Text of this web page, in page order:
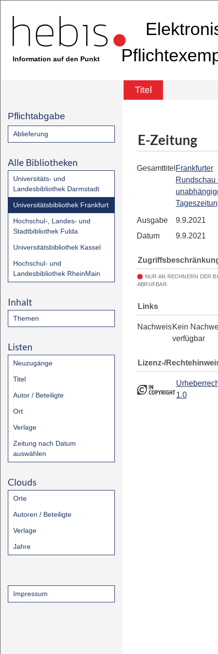
Information auf den Punkt
Titel
Pflichtabgabe
Ablieferung
Alle Bibliotheken
Universitäts- und
Landesbibliothek Darmstadt
Universitätsbibliothek Frankfurt
Hochschul-, Landes- und
Stadtbibliothek Fulda
Universitätsbibliothek Kassel
Hochschul- und
Landesbibliothek RheinMain
Inhalt
Themen
Listen
Neuzugänge
Titel
Autor / Beteiligte
Ort
Verlage
Zeitung nach Datum
auswählen
Clouds
Orte
Autoren / Beteiligte
Verlage
Jahre
Impressum
E-Zeitung
Gesamttitel Frankfurter
Rundschau
Ausgabe
9.9.2021
Datum
9.9.2021
NUR AN RECHNERN DER
ABRUFBAR
Links
NachweisKein
verfügbar
Lizenz-/
1.0